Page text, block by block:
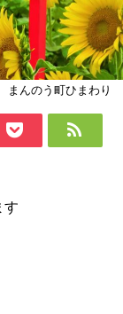
まんのう町ひまわり
す